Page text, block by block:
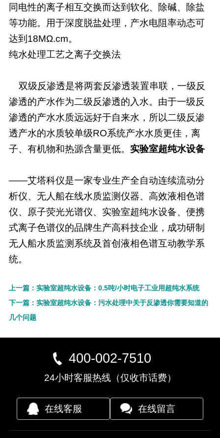
同电性的离子相互交换而达到软化、除碱、除盐
等功能。用于深度脱盐处理，产水电阻率动态可
达到18MΩ.cm。
纯水处理工艺之离子交换法
双级反渗透是将两套反渗透装置串联，一级反
渗透的产水作为二级反渗透的入水。由于一级反
渗透的产水水质远远好于自来水，所以二级反渗
透产水的水质较单级RO系统产水水质更佳，离
子、有机物和热源含量更低。 实验室超纯水设备
——艾塔科仪是一家专业生产全自动连续流动分
析仪、无人船在线水质监测仪器、高效液相色谱
仪、原子荧光光谱仪、实验室超纯水设备、便携
式离子色谱仪的品牌生产高科技企业，成功研制
无人船水质监测系统及首创液相色谱互动教学系
统。
上一篇：实验室超纯水设备：0.5吨/小时电子工业用超纯水系统
下一篇：实验室超纯水设备：污水处理中关于反渗透你需要知道的
几个问题
400-002-7510
24小时客服热线（仅收市话费）
在线客服 在线留言